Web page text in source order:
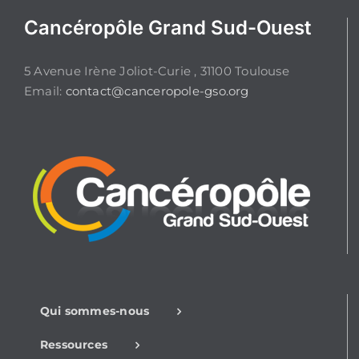
Cancéropôle Grand Sud-Ouest
5 Avenue Irène Joliot-Curie , 31100 Toulouse
Email: contact@canceropole-gso.org
Qui sommes-nous
Ressources